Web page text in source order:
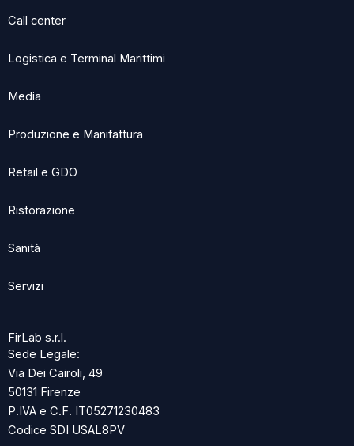
Call center
Logistica e Terminal Marittimi
Media
Produzione e Manifattura
Retail e GDO
Ristorazione
Sanità
Servizi
FirLab s.r.l.
Sede Legale:
Via Dei Cairoli, 49
50131 Firenze
P.IVA e C.F. IT05271230483
Codice SDI USAL8PV